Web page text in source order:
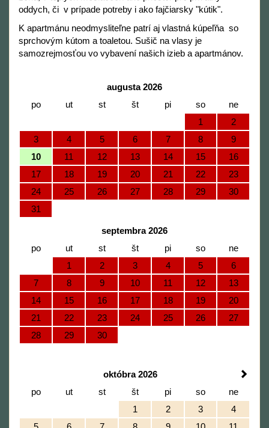
oddych, či v prípade potreby i ako fajčiarsky "kútik".
K apartmánu neodmysliteľne patrí aj vlastná kúpeľňa so
sprchovým kútom a toaletou. Sušič na vlasy je
samozrejmosťou vo vybavení našich izieb a apartmánov.
augusta 2026
po
ut st št pi so
ne
1
2
3
4 5 6 7 8
9
10
11 12 13 14 15
16
17
18 19 20 21 22
23
24
25 26 27 28 29
30
31
septembra 2026
po
ut st št pi so
ne
1
2 3 4 5
6
7
8 9 10 11 12
13
14
15 16 17 18 19
20
21
22 23 24 25 26
27
28
29 30
októbra 2026
po
ut st št pi so
ne
1
2 3
4